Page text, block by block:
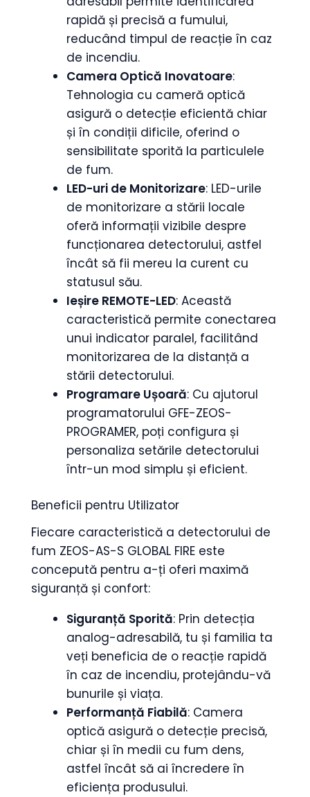
rapidă și precisă a fumului,
reducând timpul de reacție în caz
de incendiu.
Camera Optică Inovatoare:
Tehnologia cu cameră optică
asigură o detecție eficientă chiar
și în condiții dificile, oferind o
sensibilitate sporită la particulele
de fum.
LED-uri de Monitorizare: LED-urile
de monitorizare a stării locale
oferă informații vizibile despre
funcționarea detectorului, astfel
încât să fii mereu la curent cu
statusul său.
Ieșire REMOTE-LED: Această
caracteristică permite conectarea
unui indicator paralel, facilitând
monitorizarea de la distanță a
stării detectorului.
Programare Ușoară: Cu ajutorul
programatorului GFE-ZEOS-
PROGRAMER, poți configura și
personaliza setările detectorului
într-un mod simplu și eficient.
Beneficii pentru Utilizator
Fiecare caracteristică a detectorului de
fum ZEOS-AS-S GLOBAL FIRE este
concepută pentru a-ți oferi maximă
siguranță și confort:
Siguranță Sporită: Prin detecția
analog-adresabilă, tu și familia ta
veți beneficia de o reacție rapidă
în caz de incendiu, protejându-vă
bunurile și viața.
Performanță Fiabilă: Camera
optică asigură o detecție precisă,
chiar și în medii cu fum dens,
astfel încât să ai încredere în
eficiența produsului.